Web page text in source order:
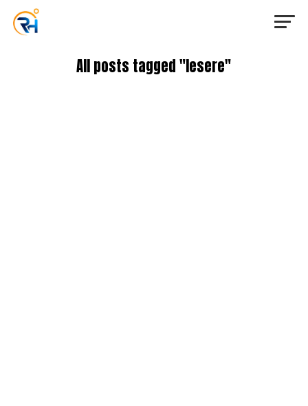
All posts tagged "lesere"